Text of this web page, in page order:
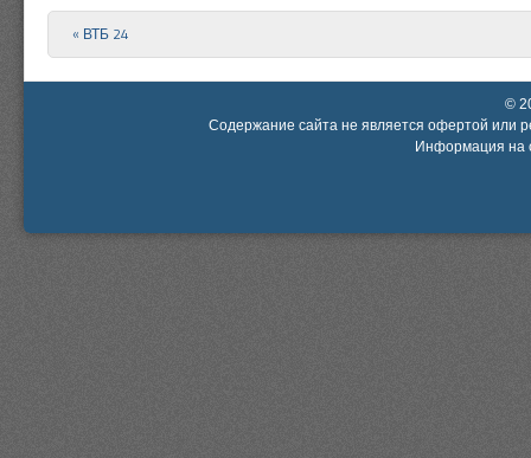
Post navigation
« ВТБ 24
©
Содержание сайта не является офертой или
Информация на